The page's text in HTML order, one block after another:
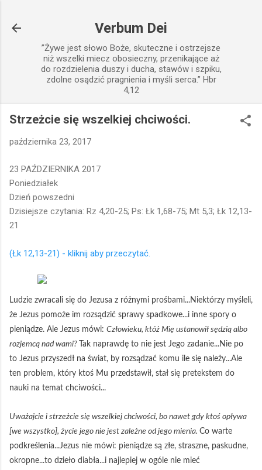
Verbum Dei
”Żywe jest słowo Boże, skuteczne i ostrzejsze
niż wszelki miecz obosieczny, przenikające aż
do rozdzielenia duszy i ducha, stawów i szpiku,
zdolne osądzić pragnienia i myśli serca.” Hbr
4,12
Strzeżcie się wszelkiej chciwości.
października 23, 2017
23 PAŹDZIERNIKA 2017
Poniedziałek
Dzień powszedni
Dzisiejsze czytania: Rz 4,20-25; Ps: Łk 1,68-75; Mt 5,3; Łk 12,13-
21
(Łk 12,13-21) - kliknij aby przeczytać.
Ludzie zwracali się do Jezusa z różnymi prośbami...Niektórzy myśleli,
że Jezus pomoże im rozsądzić sprawy spadkowe...i inne spory o
pieniądze. Ale Jezus mówi: Człowieku, któż Mię ustanowił sędzią albo
rozjemcą nad wami?
Tak naprawdę to nie jest Jego zadanie...Nie po
to Jezus przyszedł na świat, by rozsądzać komu ile się należy...Ale
ten problem, który ktoś Mu przedstawił, stał się pretekstem do
nauki na temat chciwości...
Uważajcie i strzeżcie się wszelkiej chciwości, bo nawet gdy ktoś opływa
[we wszystko], życie jego nie jest zależne od jego mienia. Co warte
podkreślenia...Jezus nie mówi: pieniądze są złe, straszne, paskudne,
okropne...to dzieło diabła...i najlepiej w ogóle nie mieć